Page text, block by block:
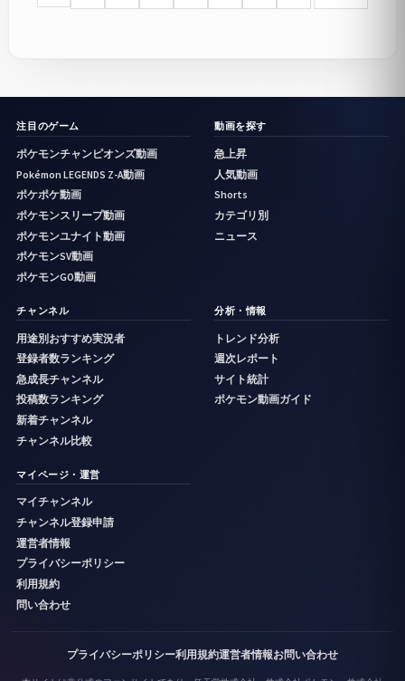
注目のゲーム
ポケモンチャンピオンズ動画
Pokémon LEGENDS Z-A動画
ポケポケ動画
ポケモンスリープ動画
ポケモンユナイト動画
ポケモンSV動画
ポケモンGO動画
動画を探す
急上昇
人気動画
Shorts
カテゴリ別
ニュース
チャンネル
用途別おすすめ実況者
登録者数ランキング
急成長チャンネル
投稿数ランキング
新着チャンネル
チャンネル比較
分析・情報
トレンド分析
週次レポート
サイト統計
ポケモン動画ガイド
マイページ・運営
マイチャンネル
チャンネル登録申請
運営者情報
プライバシーポリシー
利用規約
問い合わせ
プライバシーポリシー利用規約運営者情報お問い合わせ